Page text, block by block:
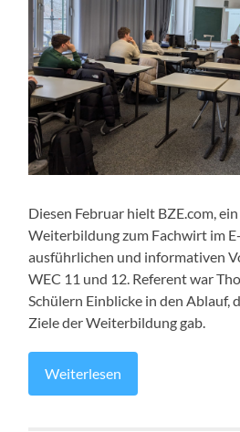
Diesen Februar hielt BZE.com,
Weiterbildung zum Fachwirt im
ausführlichen und informativen
WEC 11 und 12. Referent war
Schülern Einblicke in den Ablauf,
Ziele der Weiterbildung gab.
Weiterlesen